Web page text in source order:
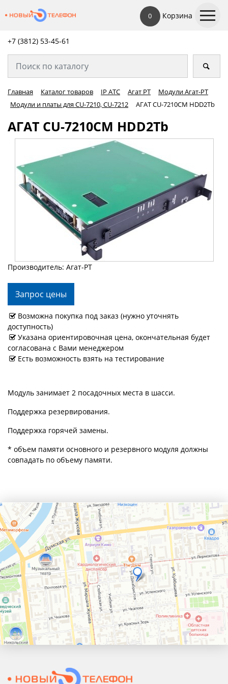
0 Корзина
+7 (3812) 53-45-61
Главная Каталог товаров IP АТС Агат РТ
Модули Агат-РТ
Модули и платы для CU-7210, CU-7212
АГАТ CU-7210CM HDD2Tb
АГАТ CU-7210CM HDD2Tb
Производитель: Агат-РТ
Запрос цены
Возможна покупка под заказ (нужно уточнять
доступность)
Указана ориентировочная цена, окончательная будет
согласована с Вами менеджером
Есть возможность взять на тестирование
Модуль занимает 2 посадочных места в шасси.
Поддержка резервирования.
Поддержка горячей замены.
* объем памяти основного и резервного модуля должны
совпадать по объему памяти.